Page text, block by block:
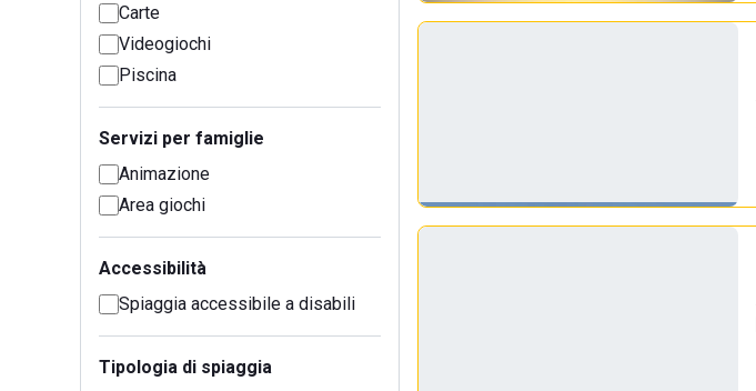
Carte
Videogiochi
Piscina
Servizi per famiglie
Animazione
Area giochi
Accessibilità
Spiaggia accessibile a disabili
Tipologia di spiaggia